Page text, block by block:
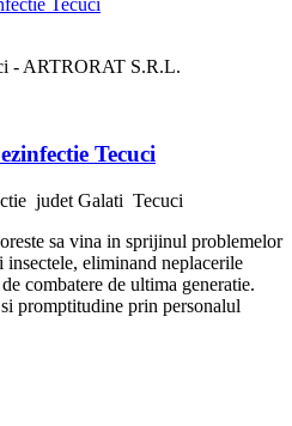
- ARTRORAT S.R.L.
Tecuci
judet Galati Tecuci
sa vina in sprijinul problemelor
insectele, eliminand neplacerile
combatere de ultima generatie.
promptitudine prin personalul